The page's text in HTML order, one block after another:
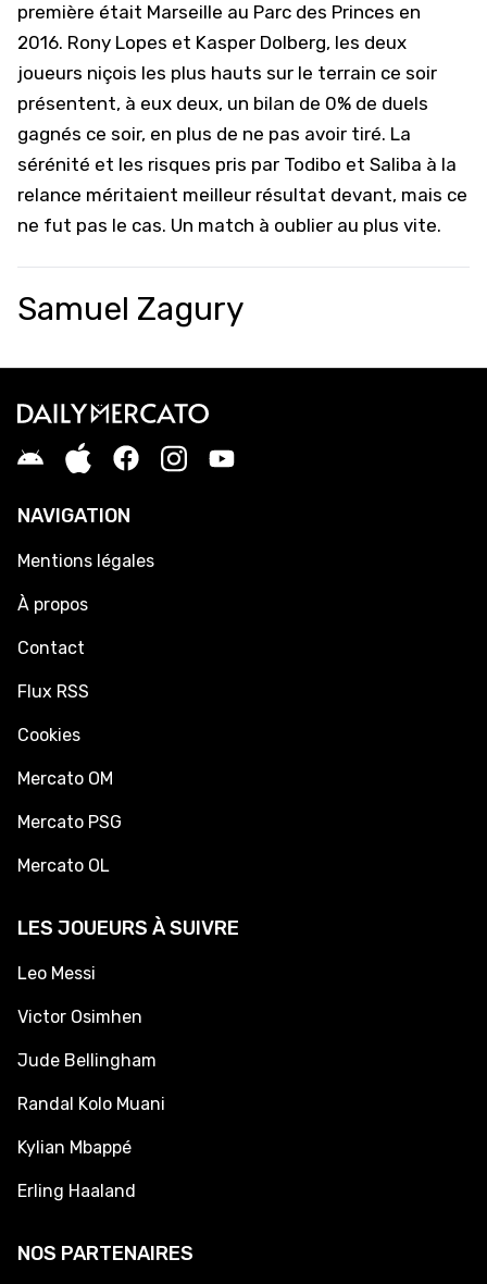
première était Marseille au Parc des Princes en
2016. Rony Lopes et Kasper Dolberg, les deux
joueurs niçois les plus hauts sur le terrain ce soir
présentent, à eux deux, un bilan de 0% de duels
gagnés ce soir, en plus de ne pas avoir tiré. La
sérénité et les risques pris par Todibo et Saliba à la
relance méritaient meilleur résultat devant, mais ce
ne fut pas le cas. Un match à oublier au plus vite.
Samuel Zagury
NAVIGATION
Mentions légales
À propos
Contact
Flux RSS
Cookies
Mercato OM
Mercato PSG
Mercato OL
LES JOUEURS À SUIVRE
Leo Messi
Victor Osimhen
Jude Bellingham
Randal Kolo Muani
Kylian Mbappé
Erling Haaland
NOS PARTENAIRES